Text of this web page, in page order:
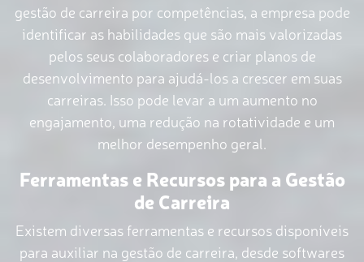
gestão de carreira por competências, a empresa pode
identificar as habilidades que são mais valorizadas
pelos seus colaboradores e criar planos de
desenvolvimento para ajudá-los a crescer em suas
carreiras. Isso pode levar a um aumento no
engajamento, uma redução na rotatividade e um
melhor desempenho geral.
Ferramentas e Recursos para a Gestão
de Carreira
Existem diversas ferramentas e recursos disponíveis
para auxiliar na gestão de carreira, desde softwares